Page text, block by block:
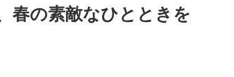
春の素敵なひとときを